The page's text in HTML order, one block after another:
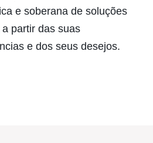
e soberana de soluções
partir das suas
e dos seus desejos.